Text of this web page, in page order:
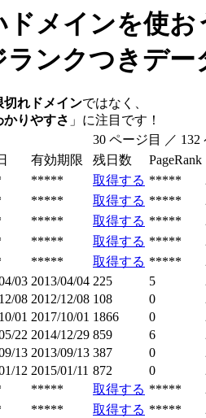
メインを使
ランクつきデー
切れドメインではなく、
かりやすさ 」に注目です！
30 ページ目 ／ 132
有効期限 残日数 PageRank
***** 取得する *****
***** 取得する *****
***** 取得する *****
***** 取得する *****
***** 取得する *****
03 2013/04/04 225 5
08 2012/12/08 108 0
01 2017/10/01 1866 0
22 2014/12/29 859 6
13 2013/09/13 387 0
12 2015/01/11 872 0
***** 取得する *****
***** 取得する *****